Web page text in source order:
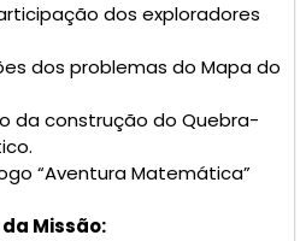
dos exploradores
dos problemas do Mapa do
da construção do Quebra-
“Aventura Matemática”
Missão: